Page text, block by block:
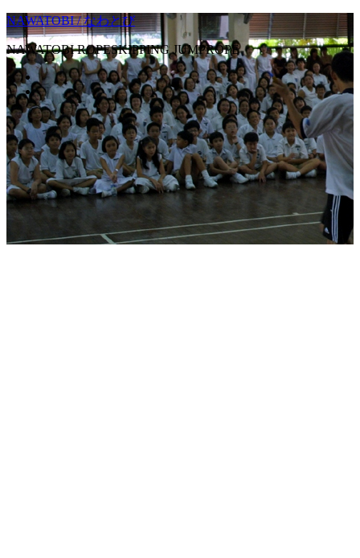
NAWATOBI / なわとび
NAWATOBI ROPESKIPPING JUMPROPE